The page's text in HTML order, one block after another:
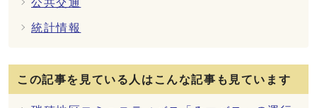
統計情報
この記事を見ている人はこんな記事も見ています